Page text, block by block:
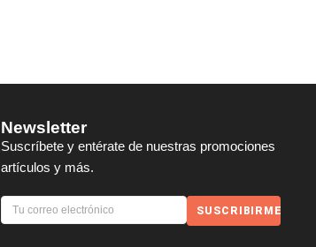
Newsletter
Suscríbete y entérate de nuestras promociones
artículos y más.
SUSCRIBIRME